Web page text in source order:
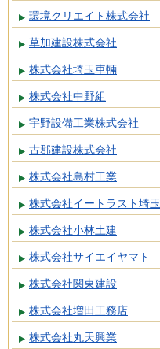
環境クリエイト株式会社
草加建設株式会社
株式会社埼玉車輛
株式会社中野組
宇野設備工業株式会社
古郡建設株式会社
株式会社島村工業
株式会社イートラスト埼玉
株式会社小林土建
株式会社サイエイヤマト
株式会社関東建設
株式会社増田工務店
株式会社丸天興業